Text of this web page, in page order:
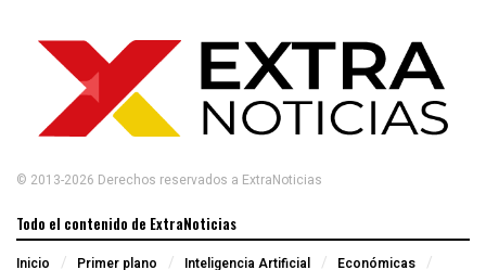
© 2013-2026 Derechos reservados a ExtraNoticias
Todo el contenido de ExtraNoticias
Inicio Primer plano Inteligencia Artificial Económicas